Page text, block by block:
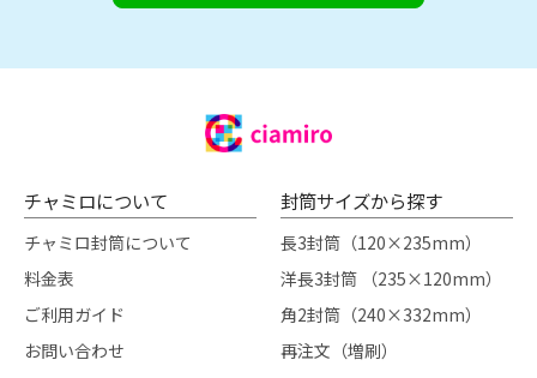
チャミロについて
チャミロ封筒について
料金表
ご利用ガイド
お問い合わせ
封筒サイズから探す
長3封筒（120×235mm）
洋長3封筒 （235×120mm）
角2封筒（240×332mm）
再注文（増刷）